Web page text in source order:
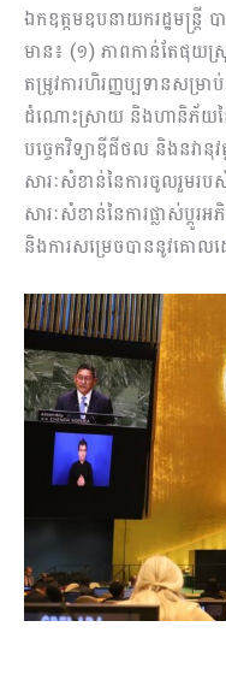
ឯកឧត្តមឧបនាយករដ្ឋមន្ត្
មាន៖ (១) ភាពកាន់តែផុយ
តម្រូវការហិរញ្ញប្បទានសម្រ
ដំណោះស្រាយ និងហានិភ័យនៃក
បច្ចេកវិទ្យាឌីជីថល និងនវា
សារៈសំខាន់នៃការចូលរួមរ
សារៈសំខាន់នៃការផ្លាស់ប្តូ
និងការសម្រេចបាននូវគោ